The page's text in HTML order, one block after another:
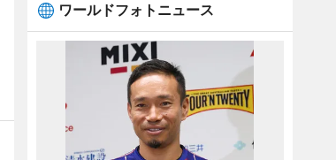
ワールドフォトニュース